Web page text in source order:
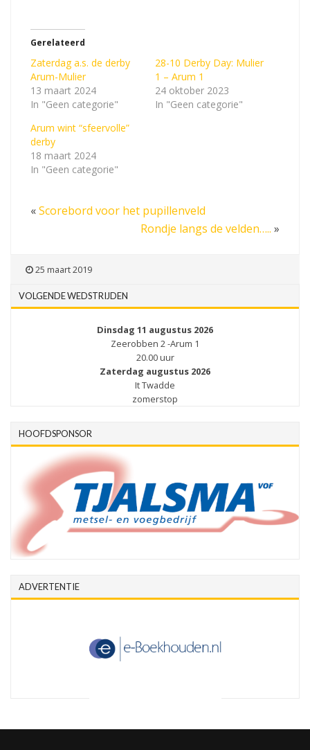
Gerelateerd
Zaterdag a.s. de derby
Arum-Mulier
13 maart 2024
In "Geen categorie"
28-10 Derby Day: Mulier
1 – Arum 1
24 oktober 2023
In "Geen categorie"
Arum wint “sfeervolle”
derby
18 maart 2024
In "Geen categorie"
«Scorebord voor het pupillenveld
Rondje langs de velden….. »
25 maart 2019
VOLGENDE WEDSTRIJDEN
Dinsdag 11 augustus 2026
Zeerobben 2 -Arum 1
20.00 uur
Zaterdag augustus 2026
It Twadde
zomerstop
HOOFDSPONSOR
ADVERTENTIE